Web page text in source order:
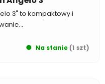
Na stanie (1 szt)
3" to kompaktowy i